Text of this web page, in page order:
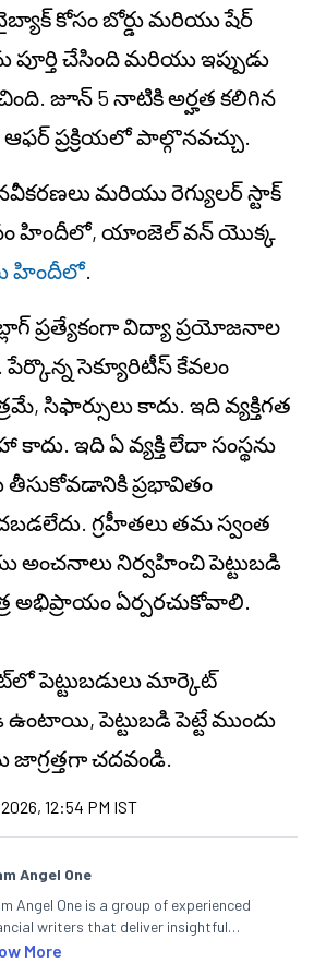
కోసం బోర్డు మరియు షేర్
చేసింది మరియు ఇప్పుడు
జూన్ 5 నాటికి అర్హత కలిగిన
ఆఫర్ ప్రక్రియలో పాల్గొనవచ్చు.
మరియు రెగ్యులర్ స్టాక్
హిందీలో, యాంజెల్ వన్ యొక్క
హిందీలో.
ప్రత్యేకంగా విద్యా ప్రయోజనాల
సెక్యూరిటీస్ కేవలం
సిఫార్సులు కాదు. ఇది వ్యక్తిగత
ఇది ఏ వ్యక్తి లేదా సంస్థను
తీసుకోవడానికి ప్రభావితం
గ్రహీతలు తమ స్వంత
అంచనాలు నిర్వహించి పెట్టుబడి
అభిప్రాయం ఏర్పరచుకోవాలి.
పెట్టుబడులు మార్కెట్
పెట్టుబడి పెట్టే ముందు
జాగ్రత్తగా చదవండి.
12:54 PM IST
Angel One
Angel One is a group of experienced
writers that deliver insightful
on the stock market, IPO, economy,
More